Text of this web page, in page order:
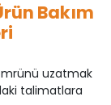
Bakım
uzatmak
talimatlara